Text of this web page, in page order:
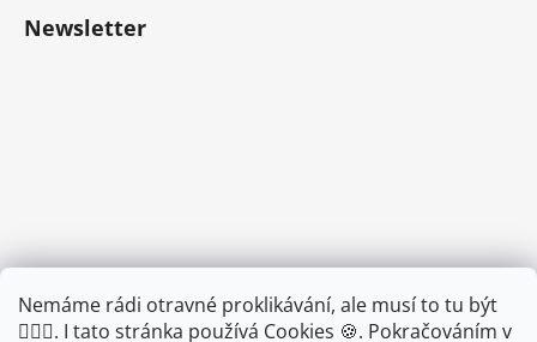
Nemáme rádi otravné proklikávání, ale musí to tu být
🤦🏾‍♂️. I tato stránka používá Cookies 🍪. Pokračováním v
Newsletter